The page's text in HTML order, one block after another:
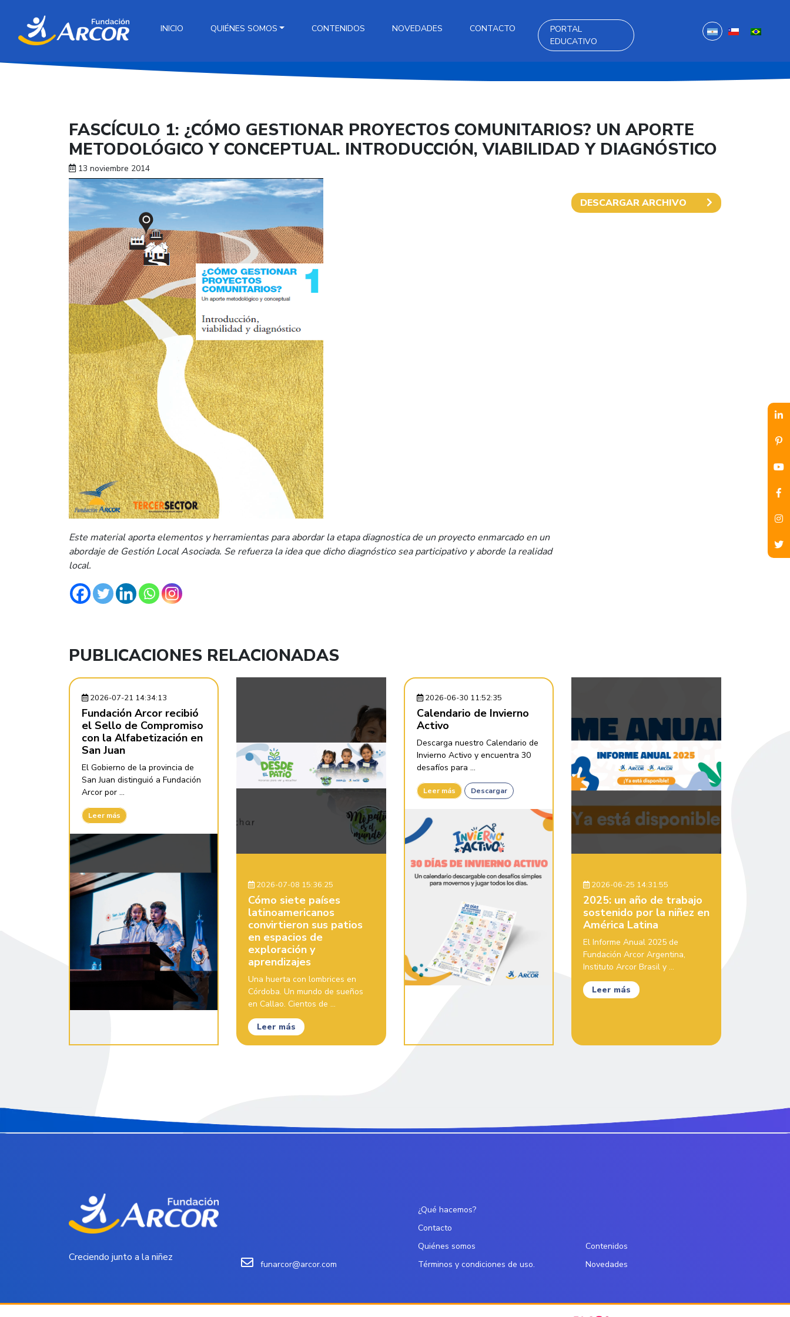
INICIO QUIÉNES SOMOS CONTENIDOS NOVEDADES CONTACTO
PORTAL
EDUCATIVO
FASCÍCULO 1: ¿CÓMO GESTIONAR PROYECTOS COMUNITARIOS? UN APORTE
METODOLÓGICO Y CONCEPTUAL. INTRODUCCIÓN, VIABILIDAD Y DIAGNÓSTICO
13 noviembre 2014
Este material aporta elementos y herramientas para abordar la etapa diagnostica de un proyecto enmarcado en un
abordaje de Gestión Local Asociada. Se refuerza la idea que dicho diagnóstico sea participativo y aborde la realidad
local.
DESCARGAR ARCHIVO
PUBLICACIONES RELACIONADAS
2026-07-21 14:34:13
Fundación Arcor recibió
el Sello de Compromiso
con la Alfabetización en
San Juan
El Gobierno de la provincia de
San Juan distinguió a Fundación
Arcor por ...
Leer más
2026-07-08 15:36:25
Cómo siete países
latinoamericanos
convirtieron sus patios
en espacios de
exploración y
aprendizajes
Una huerta con lombrices en
Córdoba. Un mundo de sueños
en Callao. Cientos de ...
Leer más
2026-06-30 11:52:35
Calendario de Invierno
Activo
Descarga nuestro Calendario de
Invierno Activo y encuentra 30
desafíos para ...
Leer más Descargar
2026-06-25 14:31:55
2025: un año de trabajo
sostenido por la niñez en
América Latina
El Informe Anual 2025 de
Fundación Arcor Argentina,
Instituto Arcor Brasil y ...
Leer más
Creciendo junto a la niñez
funarcor@arcor.com
¿Qué hacemos?
Contacto
Quiénes somos
Términos y condiciones de uso.
Contenidos
Novedades